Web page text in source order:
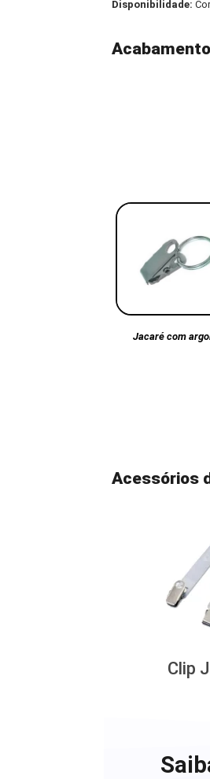
Disponibilidade:
Jacaré com
Acessórios
Clip